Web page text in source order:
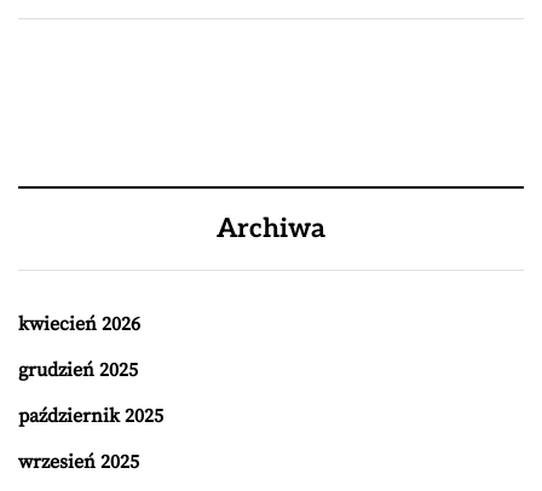
Archiwa
kwiecień 2026
grudzień 2025
październik 2025
wrzesień 2025